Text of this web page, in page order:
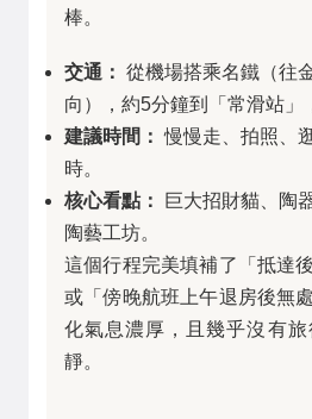
棒。
交通： 從機場搭乘名鐵（往
向），約5分鐘到「常滑站」
建議時間： 慢慢走、拍照、
時。
核心看點：
巨大招財貓、陶
陶藝工坊。
這個行程完美填補了「抵達
或「傍晚航班上午退房後無
化氣息濃厚，且幾乎沒有
靜。